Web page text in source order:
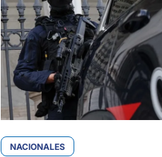
NACIONALES